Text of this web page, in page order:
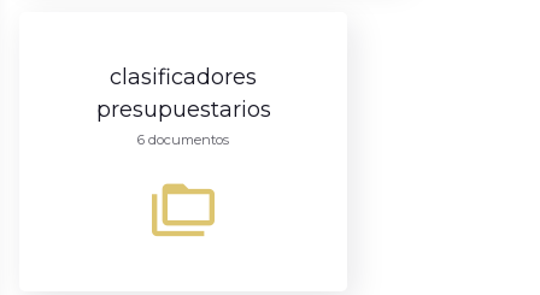
clasificadores
presupuestarios
6 documentos